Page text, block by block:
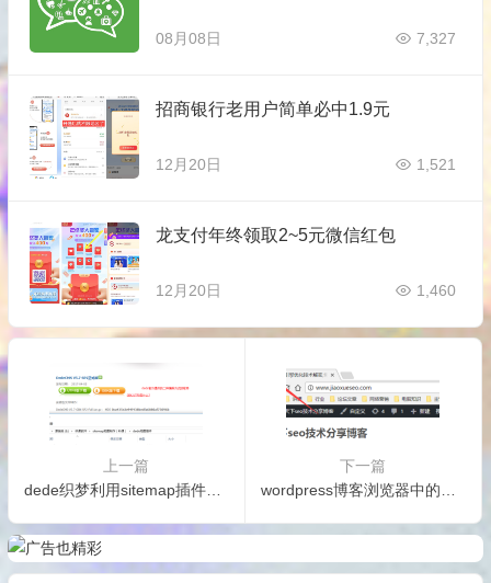
08月08日 7,327
招商银行老用户简单必中1.9元
12月20日 1,521
龙支付年终领取2~5元微信红包
12月20日 1,460
上一篇
dede织梦利用sitemap插件生成地图（附插件下载）
下一篇
wordpress博客浏览器中的小图标怎么修改